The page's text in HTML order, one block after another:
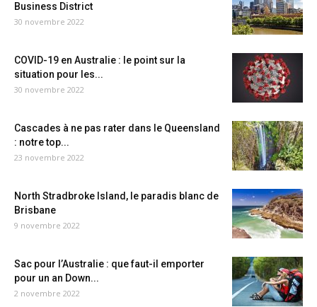
Business District
30 novembre 2022
COVID-19 en Australie : le point sur la
situation pour les...
30 novembre 2022
Cascades à ne pas rater dans le Queensland
: notre top...
23 novembre 2022
North Stradbroke Island, le paradis blanc de
Brisbane
9 novembre 2022
Sac pour l’Australie : que faut-il emporter
pour un an Down...
2 novembre 2022